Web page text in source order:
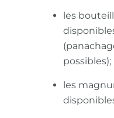
les
possibles);
les